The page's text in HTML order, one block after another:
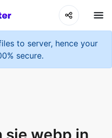
to server, hence your
secure.